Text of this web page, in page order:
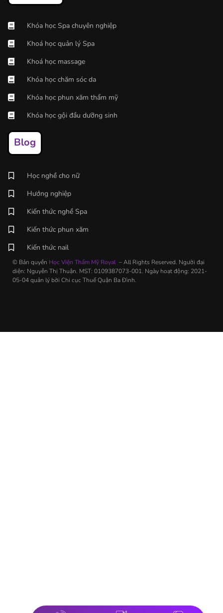
Khóa học Spa chuyên nghiệp
Khoá học quản lý Spa
Khoá học massage
Khóa học chăm sóc da
Khóa học phun xăm thẩm mỹ
Khóa học gội đầu dưỡng sinh
Blog
Học nghề cho nữ
Hướng nghiệp
Kiến thức nghề Spa
Kiến thức phun xăm
Kiến thức nail
© Bản quyền Học Viện Thẩm Mỹ Royal – All Rights Reserved. Người đại
diện: Nguyễn Thị Thuận. MST: 0109387073-001. Ngày hoạt động: 2021-
05-04 quản lý bời Chi cục Thuế Quận Ba Đình.